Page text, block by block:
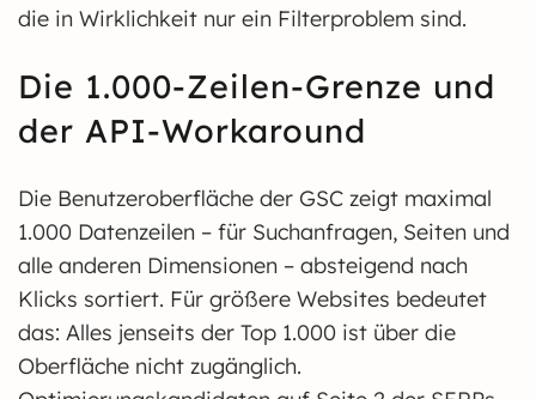
die in Wirklichkeit nur ein Filterproblem sind.
Die 1.000-Zeilen-Grenze und
der API-Workaround
Die Benutzeroberfläche der GSC zeigt maximal
1.000 Datenzeilen – für Suchanfragen, Seiten und
alle anderen Dimensionen – absteigend nach
Klicks sortiert. Für größere Websites bedeutet
das: Alles jenseits der Top 1.000 ist über die
Oberfläche nicht zugänglich.